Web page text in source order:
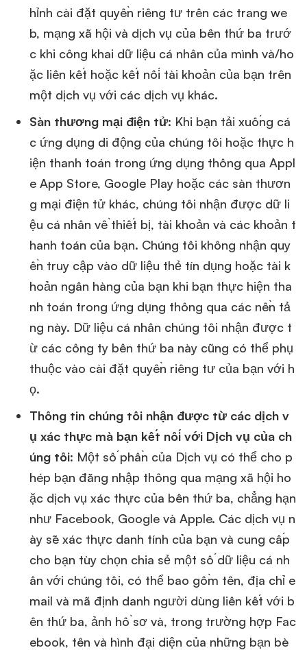
hỉnh cài đặt quyền riêng tư trên các trang we
b, mạng xã hội và dịch vụ của bên thứ ba trướ
c khi công khai dữ liệu cá nhân của mình và/ho
ặc liên kết hoặc kết nối tài khoản của bạn trên
một dịch vụ với các dịch vụ khác.
Sàn thương mại điện tử: Khi bạn tải xuống cá
c ứng dụng di động của chúng tôi hoặc thực h
iện thanh toán trong ứng dụng thông qua Appl
e App Store, Google Play hoặc các sàn thươn
g mại điện tử khác, chúng tôi nhận được dữ li
ệu cá nhân về thiết bị, tài khoản và các khoản t
hanh toán của bạn. Chúng tôi không nhận quy
ền truy cập vào dữ liệu thẻ tín dụng hoặc tài k
hoản ngân hàng của bạn khi bạn thực hiện tha
nh toán trong ứng dụng thông qua các nền tả
ng này. Dữ liệu cá nhân chúng tôi nhận được t
ừ các công ty bên thứ ba này cũng có thể phụ
thuộc vào cài đặt quyền riêng tư của bạn với h
ọ.
Thông tin chúng tôi nhận được từ các dịch v
ụ xác thực mà bạn kết nối với Dịch vụ của ch
úng tôi: Một số phần của Dịch vụ có thể cho p
hép bạn đăng nhập thông qua mạng xã hội ho
ặc dịch vụ xác thực của bên thứ ba, chẳng hạn
như Facebook, Google và Apple. Các dịch vụ n
ày sẽ xác thực danh tính của bạn và cung cấp
cho bạn tùy chọn chia sẻ một số dữ liệu cá nh
ân với chúng tôi, có thể bao gồm tên, địa chỉ e
mail và mã định danh người dùng liên kết với b
ên thứ ba, ảnh hồ sơ và, trong trường hợp Fac
ebook, tên và hình đại diện của những bạn bè